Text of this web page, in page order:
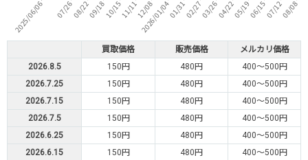
買取価格 販売価格
メルカリ価格
2026.8.5
150円 480円
400～500円
2026.7.25
150円 480円
400～500円
2026.7.15
150円 480円
400～500円
2026.7.5
150円 480円
400～500円
2026.6.25
150円 480円
400～500円
2026.6.15
150円 480円 400～500円